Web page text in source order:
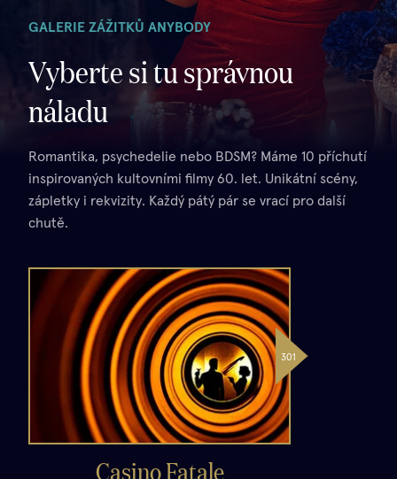
GALERIE ZÁŽITKŮ ANYBODY
Vyberte si tu správnou
náladu
Romantika, psychedelie nebo BDSM? Máme 10 příchutí
inspirovaných kultovními filmy 60. let. Unikátní scény,
zápletky i rekvizity. Každý pátý pár se vrací pro další
chutě.
Casino Fatale